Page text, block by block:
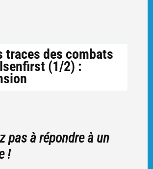
traces des combats
(1/2) :
pas à répondre à un
!